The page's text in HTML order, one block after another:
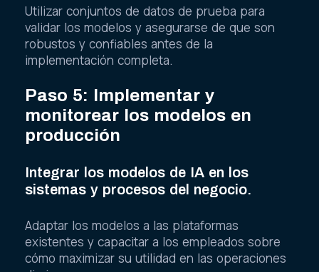
Utilizar conjuntos de datos de prueba para
validar los modelos y asegurarse de que son
robustos y confiables antes de la
implementación completa.
Paso 5: Implementar y
monitorear los modelos en
producción
Integrar los modelos de IA en los
sistemas y procesos del negocio.
Adaptar los modelos a las plataformas
existentes y capacitar a los empleados sobre
cómo maximizar su utilidad en las operaciones